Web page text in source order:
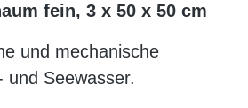
fein, 3 x 50 x 50 cm
und mechanische
und Seewasser.